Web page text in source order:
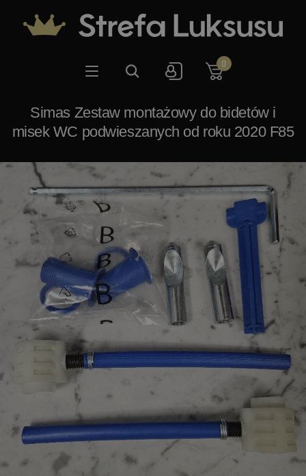
0
Simas Zestaw montażowy do bidetów i
misek WC podwieszanych od roku 2020 F85